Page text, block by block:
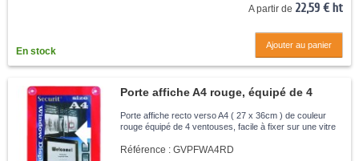
A partir de 22,59 € ht
En stock
Ajouter au panier
Porte affiche A4 rouge, équipé de 4
Porte affiche recto verso A4 ( 27 x 36cm ) de couleur
rouge équipé de 4 ventouses, facile à fixer sur une vitre
Référence : GVPFWA4RD